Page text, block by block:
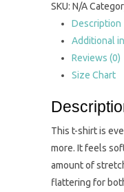
SKU: N/A
Description
Additional
Reviews (0)
Size Chart
This t-shirt is
more. It feels
amount of
flattering for